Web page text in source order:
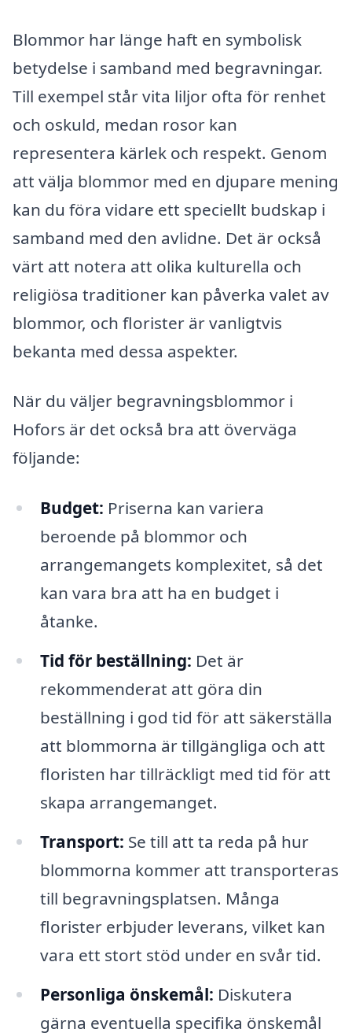
Blommor har länge haft en symbolisk
betydelse i samband med begravningar.
Till exempel står vita liljor ofta för renhet
och oskuld, medan rosor kan
representera kärlek och respekt. Genom
att välja blommor med en djupare mening
kan du föra vidare ett speciellt budskap i
samband med den avlidne. Det är också
värt att notera att olika kulturella och
religiösa traditioner kan påverka valet av
blommor, och florister är vanligtvis
bekanta med dessa aspekter.
När du väljer begravningsblommor i
Hofors är det också bra att överväga
följande:
Budget: Priserna kan variera
beroende på blommor och
arrangemangets komplexitet, så det
kan vara bra att ha en budget i
åtanke.
Tid för beställning: Det är
rekommenderat att göra din
beställning i god tid för att säkerställa
att blommorna är tillgängliga och att
floristen har tillräckligt med tid för att
skapa arrangemanget.
Transport: Se till att ta reda på hur
blommorna kommer att transporteras
till begravningsplatsen. Många
florister erbjuder leverans, vilket kan
vara ett stort stöd under en svår tid.
Personliga önskemål: Diskutera
gärna eventuella specifika önskemål